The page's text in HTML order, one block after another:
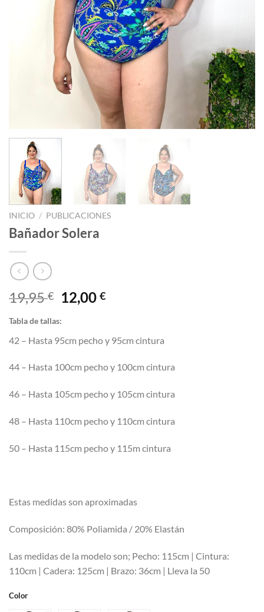
INICIO / PUBLICACIONES
Bañador Solera
19,95€
El
precio
original
era:
12,00€El
es:
Tabla de tallas:
42 – Hasta 95cm pecho y 95cm cintura
44 – Hasta 100cm pecho y 100cm cintura
46 – Hasta 105cm pecho y 105cm cintura
48 – Hasta 110cm pecho y 110cm cintura
50 – Hasta 115cm pecho y 115m cintura
Estas medidas son aproximadas
Composición: 80% Poliamida / 20% Elastán
Las medidas de la modelo son; Pecho: 115cm | Cintura:
110cm | Cadera: 125cm | Brazo: 36cm | Lleva la 50
Color